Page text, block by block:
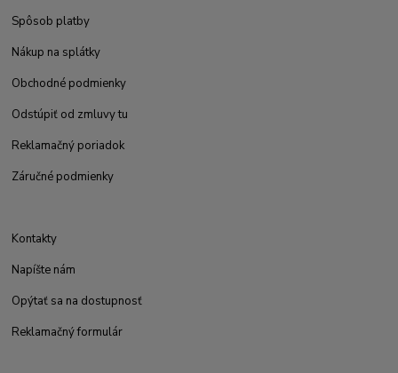
Spôsob platby
Nákup na splátky
Obchodné podmienky
Odstúpiť od zmluvy tu
Reklamačný poriadok
Záručné podmienky
Kontakty
Napíšte nám
Opýtať sa na dostupnosť
Reklamačný formulár